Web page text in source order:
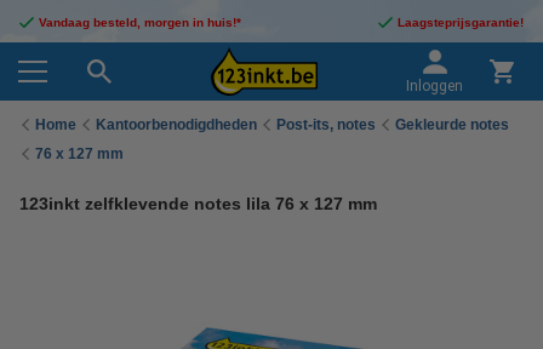
Vandaag besteld, morgen in huis!* Laagsteprijsgarantie!
Inloggen
Home Kantoorbenodigdheden Post-its, notes
Gekleurde notes
76 x 127 mm
123inkt zelfklevende notes lila 76 x 127 mm